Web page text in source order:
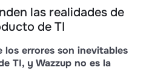
las realidades de
de TI
los errores son inevitables
TI, y Wazzup no es la